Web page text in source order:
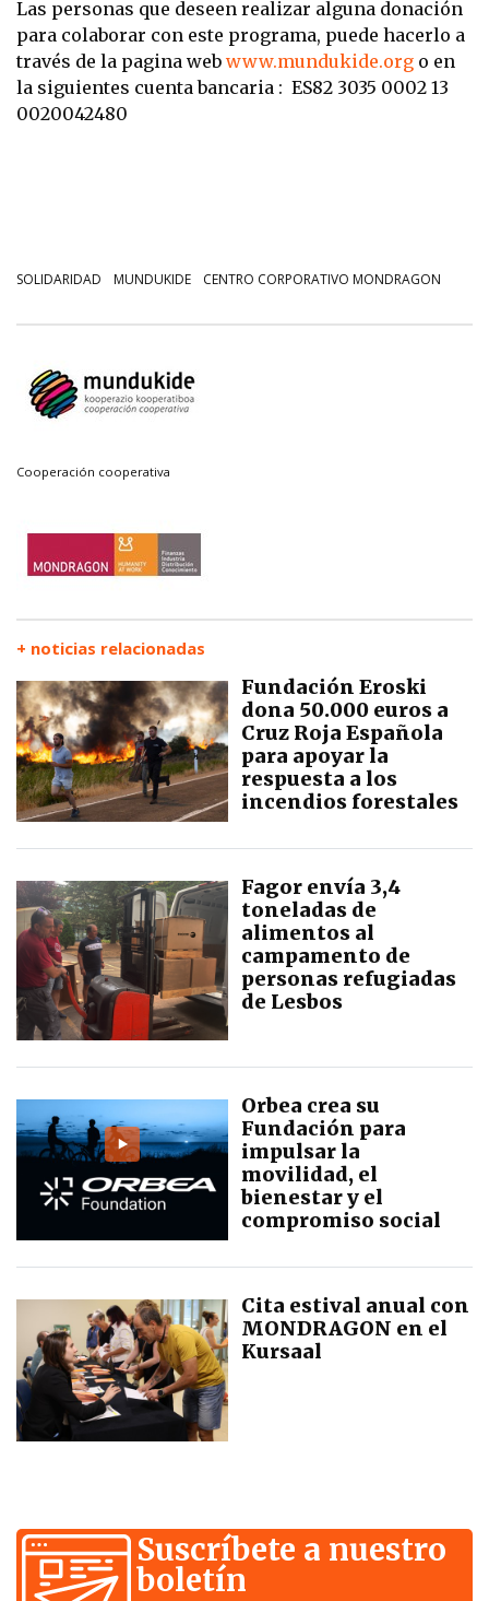
Las personas que deseen realizar alguna donación
para colaborar con este programa, puede hacerlo a
través de la pagina web www.mundukide.org o en
la siguientes cuenta bancaria : ES82 3035 0002 13
0020042480
SOLIDARIDAD MUNDUKIDE CENTRO CORPORATIVO MONDRAGON
Cooperación cooperativa
+ noticias relacionadas
Fundación Eroski
dona 50.000 euros a
Cruz Roja Española
para apoyar la
respuesta a los
incendios forestales
Fagor envía 3,4
toneladas de
alimentos al
campamento de
personas refugiadas
de Lesbos
Orbea crea su
Fundación para
impulsar la
movilidad, el
bienestar y el
compromiso social
Cita estival anual con
MONDRAGON en el
Kursaal
Suscríbete a nuestro
boletín